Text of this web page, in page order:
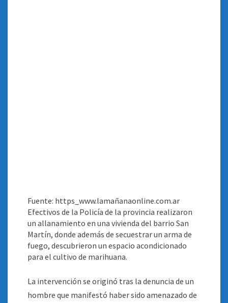
Fuente: https_www.lamañanaonline.com.ar
Efectivos de la Policía de la provincia realizaron
un allanamiento en una vivienda del barrio San
Martín, donde además de secuestrar un arma de
fuego, descubrieron un espacio acondicionado
para el cultivo de marihuana.
La intervención se originó tras la denuncia de un
hombre que manifestó haber sido amenazado de